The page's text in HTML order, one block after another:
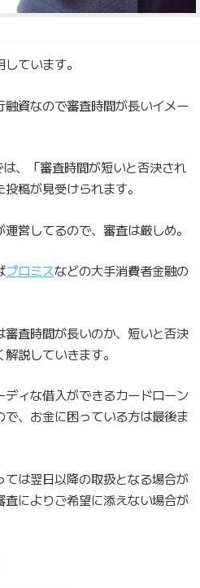
ています。
資なので審査時間が長いイメー
、「審査時間が短いと否決され
稿が見受けられます。
営してるので、審査は厳しめ。
プロミスなどの大手消費者金融の
査時間が長いのか、短いと否決
説していきます。
ィな借入ができるカードローン
、お金に困っている方は最後ま
は翌日以降の取扱となる場合が
によりご希望に添えない場合が